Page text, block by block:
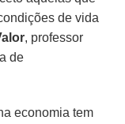
de vida
, professor
de
economia tem